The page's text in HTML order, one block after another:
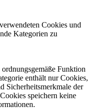
Cookies und
Kategorien zu
Funktion
enthält nur Cookies,
Sicherheitsmerkmale der
speichern keine